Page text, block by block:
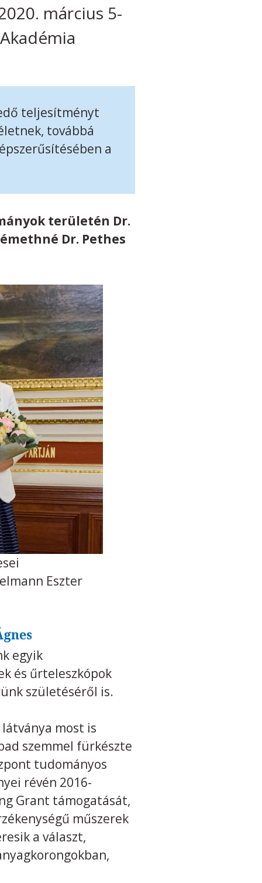
március 5-
teljesítményt
továbbá
a
területén Dr.
Dr. Pethes
Eszter
egyik
és űrteleszkópok
születéséről is.
most is
szemmel fürkészte
tudományos
révén 2016-
Grant támogatását,
műszerek
a választ,